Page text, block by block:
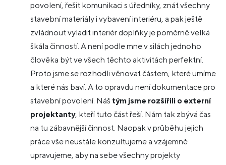
povolení, řešit komunikaci s úředníky, znát všechny
stavební materiály i vybavení interiéru, a pak ještě
zvládnout vyladit interiér doplňky je poměrně velká
škála činností. A není podle mne v silách jednoho
člověka být ve všech těchto aktivitách perfektní.
Proto jsme se rozhodli věnovat částem, které umíme
a které nás baví. A to opravdu není dokumentace pro
stavební povolení. Náš tým jsme rozšířili o externí
projektanty, kteří tuto část řeší. Nám tak zbývá čas
na tu zábavnější činnost. Naopak v průběhu jejich
práce vše neustále konzultujeme a vzájemně
upravujeme, aby na sebe všechny projekty